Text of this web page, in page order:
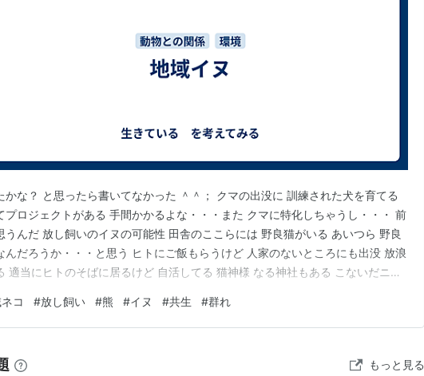
かな？ と思ったら書いてなかった ＾＾； クマの出没に 訓練された犬を育てる
プロジェクトがある 手間かかるよな・・・また クマに特化しちゃうし・・・ 前
うんだ 放し飼いのイヌの可能性 田舎のここらには 野良猫がいる あいつら 野良
んだろうか・・・と思う ヒトにご飯もらうけど 人家のないところにも出没 放浪
適当にヒトのそばに居るけど 自活してる 猫神様 なる神社もある こないだニュ
トに付かず離れず 暮らしてた イヌも ネコも ヒトのもの じゃなく 家族 じゃな
い仲間…
コ #放し飼い #熊 #イヌ #共生 #群れ
もっと見る